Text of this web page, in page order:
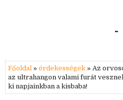
-
Főoldal » érdekességek » Az
az ultrahangon valami furát
ki napjainkban a kisbaba!